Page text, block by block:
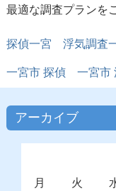
最適な調査プランを
探偵一宮 浮気調査
一宮市 探偵 一宮市
アーカイブ
月
火